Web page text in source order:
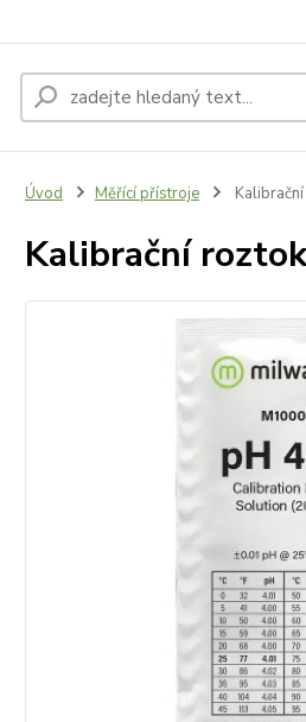
Úvod Měřící přístroje
Kalibrační